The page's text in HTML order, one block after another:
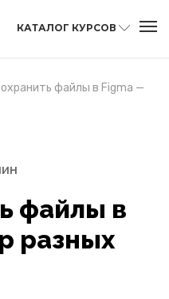
КАТАЛОГ КУРСОВ
файлы в Figma —
файлы в
разных